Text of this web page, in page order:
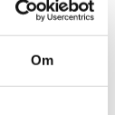
Om
finns en
drivs av
till komplexa
mäts i